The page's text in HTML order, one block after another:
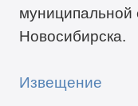
муниципальной
Новосибирска.
Извещение